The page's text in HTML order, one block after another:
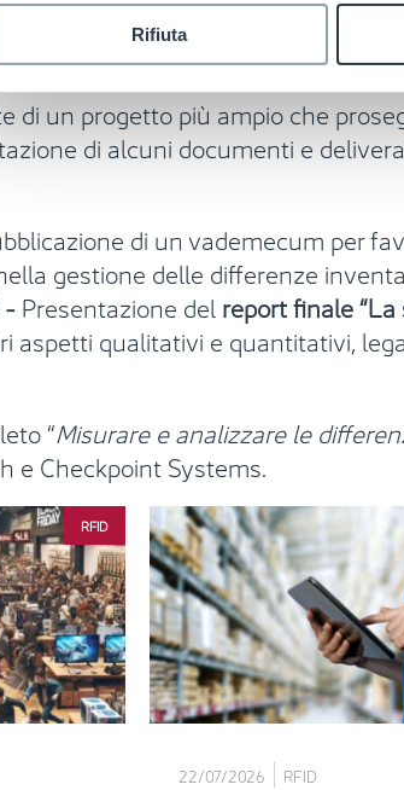
Rifiuta
dei dati, conoscenza
specificitàdel proprio settore,
di un progetto più ampio che
di alcuni documenti e
di un vademecum per
gestione delle differenze
-Presentazione del report finale
aspetti qualitativi e quantitativi,
“Misurare e analizzare le
e Checkpoint Systems.
RFID
22/07/2026 RFID